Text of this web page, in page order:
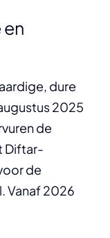
dure
2025
de
Diftar-
de
Vanaf 2026